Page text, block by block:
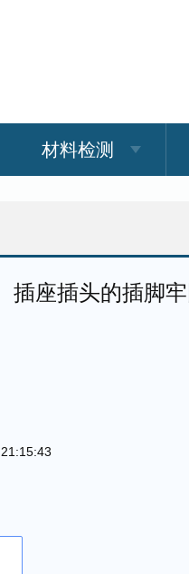
材料检测
插座插头的插脚